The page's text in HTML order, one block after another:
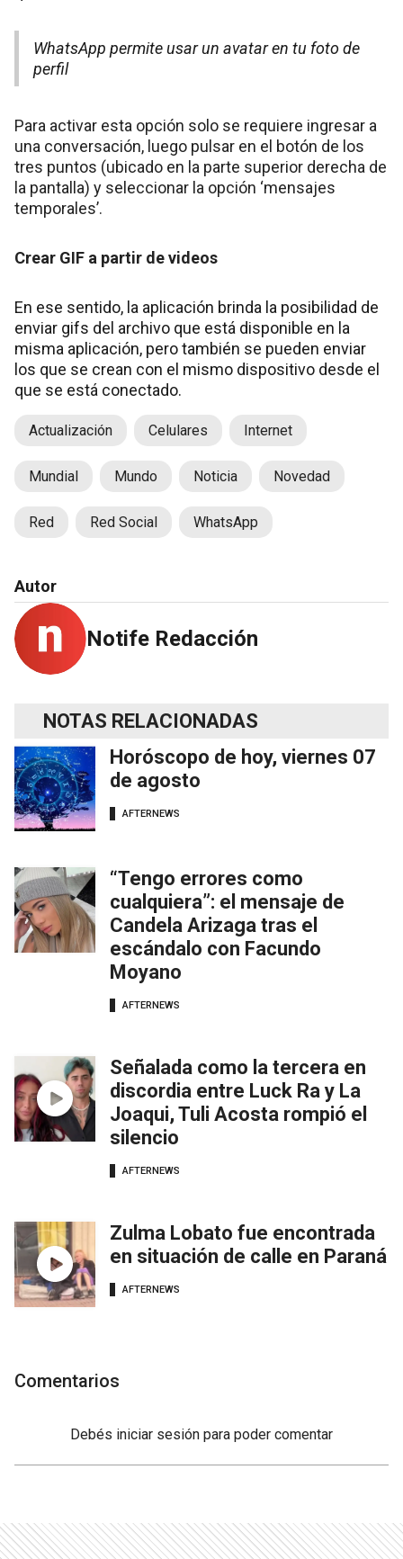
WhatsApp permite usar un avatar en tu foto de
perfil
Para activar esta opción solo se requiere ingresar a
una conversación, luego pulsar en el botón de los
tres puntos (ubicado en la parte superior derecha de
la pantalla) y seleccionar la opción ‘mensajes
temporales’.
Crear GIF a partir de videos
En ese sentido, la aplicación brinda la posibilidad de
enviar gifs del archivo que está disponible en la
misma aplicación, pero también se pueden enviar
los que se crean con el mismo dispositivo desde el
que se está conectado.
Actualización Celulares Internet
Mundial Mundo Noticia Novedad
Red Red Social WhatsApp
Autor
Notife Redacción
NOTAS RELACIONADAS
Horóscopo de hoy, viernes 07
de agosto
AFTERNEWS
“Tengo errores como
cualquiera”: el mensaje de
Candela Arizaga tras el
escándalo con Facundo
Moyano
AFTERNEWS
Señalada como la tercera en
discordia entre Luck Ra y La
Joaqui, Tuli Acosta rompió el
silencio
AFTERNEWS
Zulma Lobato fue encontrada
en situación de calle en Paraná
AFTERNEWS
Comentarios
Debés iniciar sesión para poder comentar